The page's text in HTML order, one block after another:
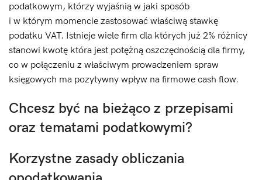
podatkowym, którzy wyjaśnią w jaki sposób
i w którym momencie zastosować właściwą stawkę
podatku VAT. Istnieje wiele firm dla których już 2% różnicy
stanowi kwotę która jest potężną oszczędnością dla firmy,
co w połączeniu z właściwym prowadzeniem spraw
księgowych ma pozytywny wpływ na firmowe cash flow.
Chcesz być na bieżąco z przepisami
oraz tematami podatkowymi?
Korzystne zasady obliczania